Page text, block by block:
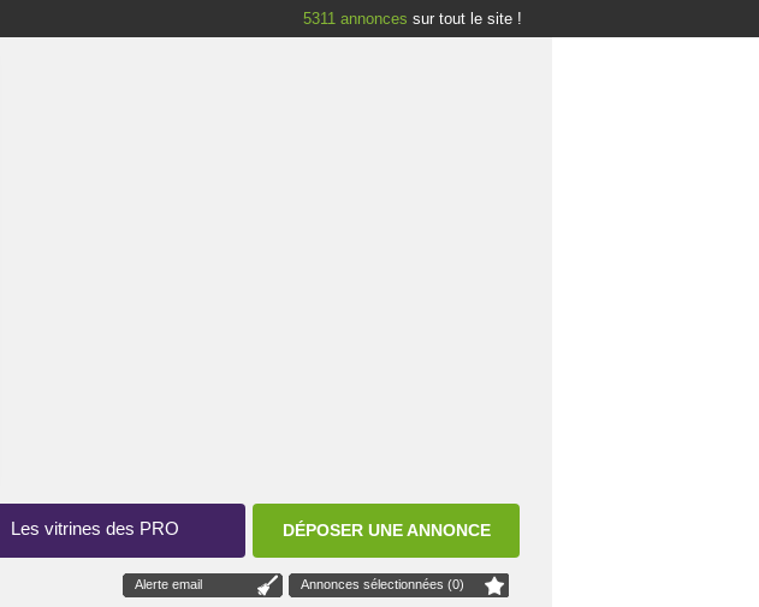
5311 annonces sur tout le site !
Les vitrines des PRO DÉPOSER UNE ANNONCE
Alerte email Annonces sélectionnées (0)